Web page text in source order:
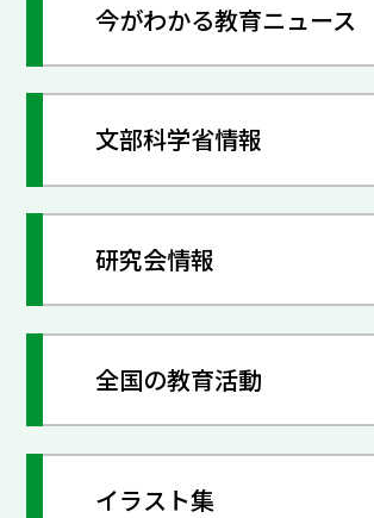
今がわかる教育ニュース
文部科学省情報
研究会情報
全国の教育活動
イラスト集